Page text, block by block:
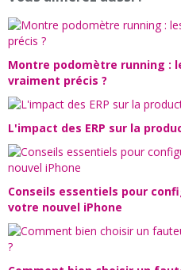
Montre podomètre running :
vraiment précis ?
L'impact des ERP sur la
Conseils essentiels pour
votre nouvel iPhone